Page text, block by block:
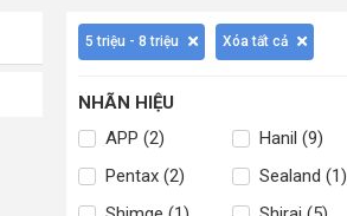
5 triệu - 8 triệu Xóa tất cả
NHÃN HIỆU
APP (2)
Hanil (9)
Pentax (2)
Sealand (1)